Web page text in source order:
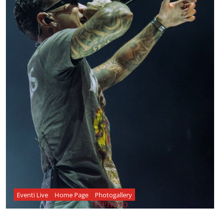
Eventi Live Home Page Photogallery